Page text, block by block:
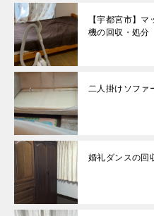
【宇都宮市】
機の回収・処分
二人掛けソフ
婚礼ダンスの